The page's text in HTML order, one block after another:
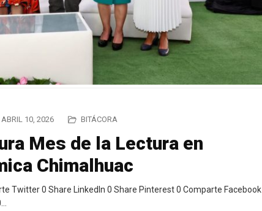
ABRIL 10, 2026 BITÁCORA
Mes de la Lectura en
Chimalhuac
Twitter 0 Share LinkedIn 0 Share Pinterest 0 Comparte Facebook